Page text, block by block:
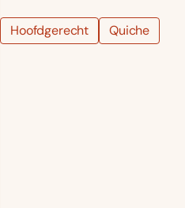
Hoofdgerecht Quiche